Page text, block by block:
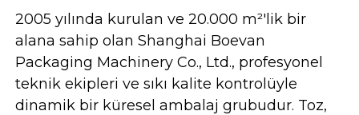
2005 yılında kurulan ve 20.000 m²'lik bir
alana sahip olan Shanghai Boevan
Packaging Machinery Co., Ltd., profesyonel
teknik ekipleri ve sıkı kalite kontrolüyle
dinamik bir küresel ambalaj grubudur. Toz,